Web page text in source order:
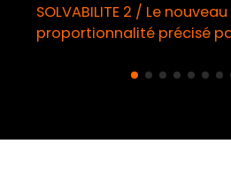
2 / Le nouveau régime de
précisé par l’ACPR